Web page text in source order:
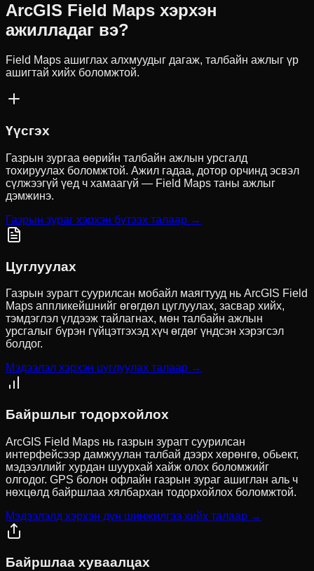
ArcGIS Field Maps хэрхэн
ажилладаг вэ?
Field Maps ашиглах алхмуудыг дагаж, талбайн ажлыг үр
ашигтай хийх боломжтой.
Үүсгэх
Газрын зургаа өөрийн талбайн ажлын урсгалд
тохируулах боломжтой. Ажил гадаа, дотор орчинд эсвэл
сүлжээгүй үед ч хамаагүй — Field Maps таны ажлыг
дэмжинэ.
Газрын зураг хэрхэн бүтээх талаар →
Цуглуулах
Газрын зурагт суурилсан мобайл маягтууд нь ArcGIS Field
Maps аппликейшнийг өгөгдөл цуглуулах, засвар хийх,
тэмдэглэл үлдээж тайлагнах, мөн талбайн ажлын
урсгалыг бүрэн гүйцэтгэхэд хүч өгдөг үндсэн хэрэгсэл
болдог.
Мэдээлэл хэрхэн цуглуулах талаар →
Байршлыг тодорхойлох
ArcGIS Field Maps нь газрын зурагт суурилсан
интерфейсээр дамжуулан талбай дээрх хөрөнгө, обьект,
мэдээллийг хурдан шуурхай хайж олох боломжийг
олгодог. GPS болон офлайн газрын зураг ашиглан аль ч
нөхцөлд байршлаа хялбархан тодорхойлох боломжтой.
Мэдээлэлд хэрхэн дүн шинжилгээ хийх талаар →
Байршлаа хуваалцах